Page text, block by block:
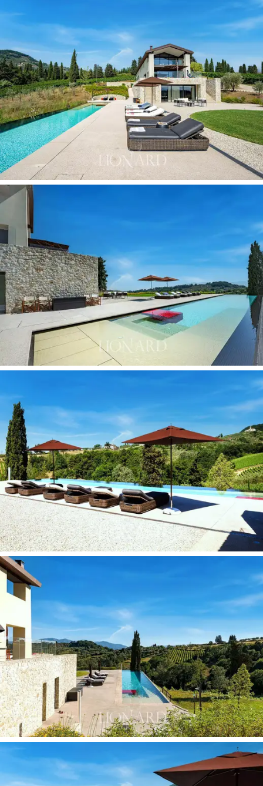
korkealaatuisten materiaalien ja viimeistelyn valinta
sekä herkkä herkkyysyhdistää taitavasti perinteisiä
elementtejä uusiin nykyaikaisiin linjoihin.Tämä
tunnetun kansainvälisen arkkitehdin suunnittelema
residenssi löytää täydellisen tasapainon menneisyyden
ja nykyisyyden välillä tarjoten ainutlaatuisen elämisen.
Huvilan sisätilat ovat
yli 500 neliömetriä.
Pohjakerroksen sisäänkäynti johtaa tilavaan
oleskelutilaan, jossa on takka,sisäruokailutila ja2
täysin varustettua keittiötä,joissa on höyryuuni ja
grilli. Tässä kerroksessa on myös ensimmäinen
makuuhuone, jossa on oma kylpyhuone ja pääsy
puutarhaan. Ensimmäiseen kerrokseen nousee
makuutila, jossa on päämakuuhuone omalla
kylpyhuoneella ja pääsy puutarhaan, toinen makuuhuone
erillisellä kylpyhuoneella ja sviitti, jossa on oma
kylpyhuone japanoraamaterassi. Lopuksi
kellarikerroksessa onpesutupa,pelihuoneja toinen
makuuhuone, johon pääsee itsenäisesti.
Ulkopuolella
kiinteistöön kuuluu4 789 neliömetriä
maata.
Huvilan vieressä on suuri puutarha, jossa on
hyvin varusteltuja ja toimivia rentoutumisalueita, kuten
uskomaton22-metrinen lämmitetty infinity-allas
vesihieronta- alueella, jota ympäröi hyvin hoidettu ja
tilava auringonottoalue, joka on ihanteellinen
viilentämiseen hienoina Toscanan kesäpäivinä ja
maksimaalisesta rentoutumisesta. Ympäröivät pellot ja
oliivitarhat maalaavat aidoimman Toscanan kuvan,
täynnä charmia. Kiinteistön laajuuden ansiosta sinne
pääsee jopa helikopterilla.
Tämä upea myytävänä maalaishuvila ainutlaatuisella ja
hienostuneella designillaan soveltuu täydellisesti
majoituskäyttöön.
valoisat huoneet sekä monipuoliset palvelut tekevät
tästä kiinteistöstä ihanteellisen majoittumiseen niille,
jotka etsivät aitoa kokemusta kosketuksesta luonnon
kanssa. Täällä asuminen tarkoittaa Toscanan hengen
omaksumista kauneudestaan ja perinteineen.
Ainutlaatuinen tilaisuus niille, jotka etsivät ylellistä ja
yksityistä pakopaikkaa helpon matkan päässä
alueen tärkeimmistä kulttuurinähtävyyksistä.